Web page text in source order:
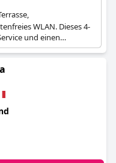
gibt es zwar Raum
vollständig an die
aber das
treffen.
WLAN. Dieses 4-
und einen
26 km vom Karersee.